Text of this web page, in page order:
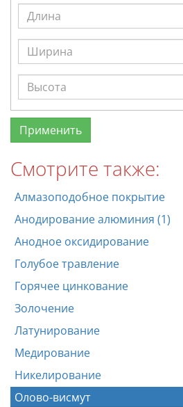
Смотрите также:
Алмазоподобное покрытие
Анодирование алюминия (1)
Анодное оксидирование
Голубое травление
Горячее цинкование
Золочение
Латунирование
Медирование
Никелирование
Олово-висмут